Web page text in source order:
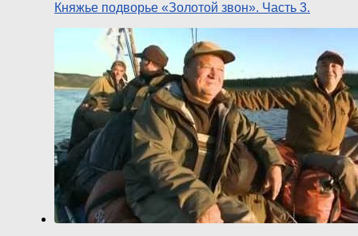
Княжье подворье «Золотой звон». Часть 3.